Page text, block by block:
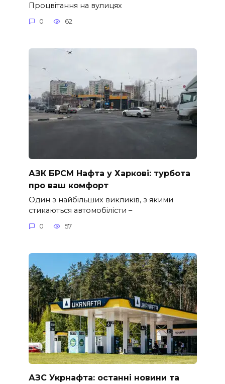
Процвітання на вулицях
0 62
АЗК БРСМ Нафта у Харкові: турбота
про ваш комфорт
Один з найбільших викликів, з якими
стикаються автомобілісти –
0 57
АЗС Укрнафта: останні новини та